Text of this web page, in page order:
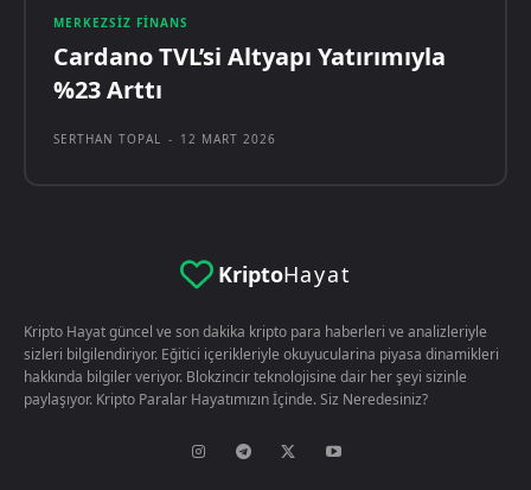
MERKEZSIZ FINANS
Cardano TVL’si Altyapı Yatırımıyla
%23 Arttı
SERTHAN TOPAL - 12 MART 2026
KriptoHayat
Kripto Hayat güncel ve son dakika kripto para haberleri ve analizleriyle
sizleri bilgilendiriyor. Eğitici içerikleriyle okuyucularina piyasa dinamikleri
hakkında bilgiler veriyor. Blokzincir teknolojisine dair her şeyi sizinle
paylaşıyor. Kripto Paralar Hayatımızın İçinde. Siz Neredesiniz?